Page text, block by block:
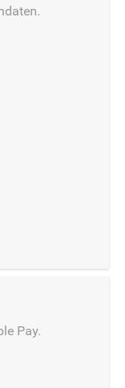
Pay.